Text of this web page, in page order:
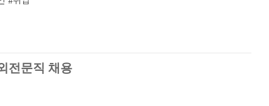
전문직 채용